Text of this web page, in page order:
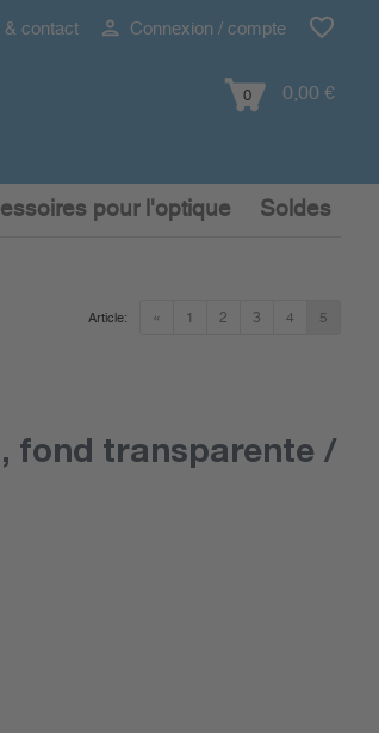
& contact Connexion / compte
0 0,00 €
pour l'optique Soldes
« 1 2 3 4 5
Article:
fond transparente /